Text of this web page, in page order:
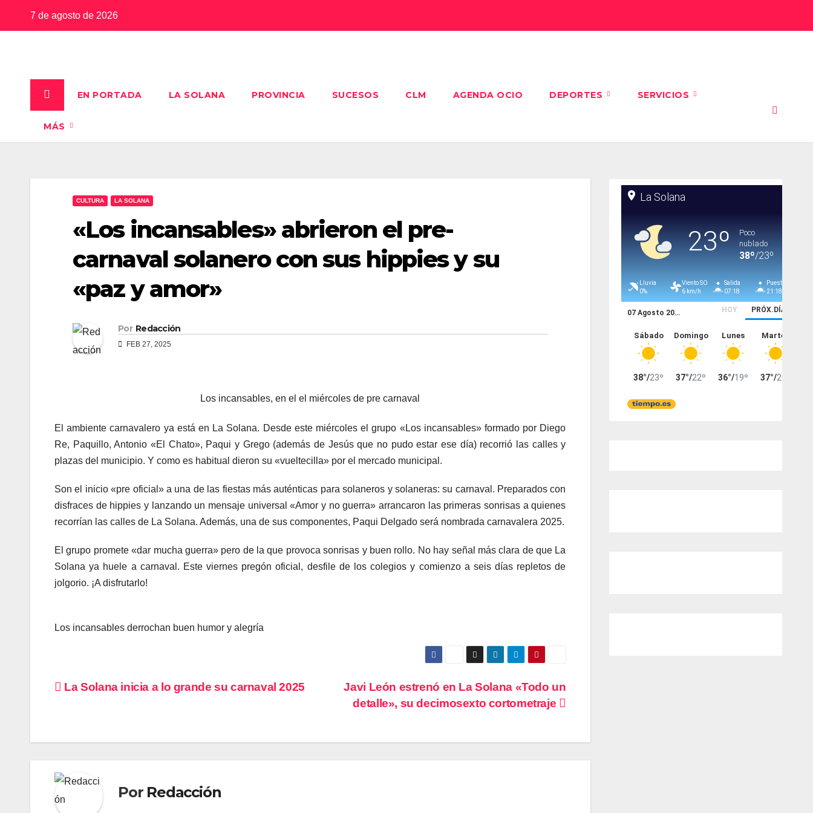
7 de agosto de 2026
EN PORTADA LA SOLANA PROVINCIA SUCESOS CLM AGENDA OCIO DEPORTES SERVICIOS
MÁS
CULTURA LA SOLANA
«Los incansables» abrieron el pre-
carnaval solanero con sus hippies y su
«paz y amor»
Por Redacción
FEB 27, 2025
Los incansables, en el el miércoles de pre carnaval
El ambiente carnavalero ya está en La Solana. Desde este miércoles el grupo «Los incansables» formado por Diego
Re, Paquillo, Antonio «El Chato», Paqui y Grego (además de Jesús que no pudo estar ese día) recorrió las calles y
plazas del municipio. Y como es habitual dieron su «vueltecilla» por el mercado municipal.
Son el inicio «pre oficial» a una de las fiestas más auténticas para solaneros y solaneras: su carnaval. Preparados con
disfraces de hippies y lanzando un mensaje universal «Amor y no guerra» arrancaron las primeras sonrisas a quienes
recorrían las calles de La Solana. Además, una de sus componentes, Paqui Delgado será nombrada carnavalera 2025.
El grupo promete «dar mucha guerra» pero de la que provoca sonrisas y buen rollo. No hay señal más clara de que La
Solana ya huele a carnaval. Este viernes pregón oficial, desfile de los colegios y comienzo a seis días repletos de
jolgorio. ¡A disfrutarlo!
Los incansables derrochan buen humor y alegría
Navegación
entradas
Javi León estrenó en La Solana «Todo un
detalle», su decimosexto cortometraje
La Solana inicia a lo grande su carnaval 2025
Por Redacción